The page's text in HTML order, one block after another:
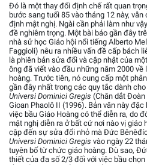
Đó là một thay đổi định chế rất quan
bước sang tuổi 85 vào tháng 12 này,
định mật nghị. Ngài cần phải làm như
đề nghiêm trọng. Một bài báo gần đây
nhà sử học Giáo hội nổi tiếng Alberto
Faggioli) nêu ra nhiều vấn đề cấp bách
là phiên bản sửa đổi và cập nhật của
ông đã viết vào đầu những năm 2000
hoàng. Trước tiên, nó cung cấp một
gần đây nhất trong các quy tắc dành
Universi Dominici Gregis (Chăn dắt
Gioan Phaolô II (1996). Bản văn này
việc bầu Giáo Hoàng có thể diễn ra, do
mật nghị diễn ra ở bất cứ nơi nào vị giáo
cập đến sự sửa đổi nhỏ mà Đức
Universi Dominici Gregis vào ngày 22
tuyên bố từ chức giáo hoàng. Dù sao,
thiết của đa số 2/3 đối với việc bầu